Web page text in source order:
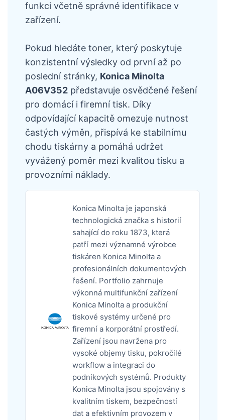
funkci včetně správné identifikace v
zařízení.
Pokud hledáte toner, který poskytuje
konzistentní výsledky od první až po
poslední stránky, Konica Minolta
A06V352 představuje osvědčené řešení
pro domácí i firemní tisk. Díky
odpovídající kapacitě omezuje nutnost
častých výměn, přispívá ke stabilnímu
chodu tiskárny a pomáhá udržet
vyvážený poměr mezi kvalitou tisku a
provozními náklady.
Konica Minolta je japonská
technologická značka s historií
sahající do roku 1873, která
patří mezi významné výrobce
tiskáren Konica Minolta a
profesionálních dokumentových
řešení. Portfolio zahrnuje
výkonná multifunkční zařízení
Konica Minolta a produkční
tiskové systémy určené pro
firemní a korporátní prostředí.
Zařízení jsou navržena pro
vysoké objemy tisku, pokročilé
workflow a integraci do
podnikových systémů. Produkty
Konica Minolta jsou spojovány s
kvalitním tiskem, bezpečností
dat a efektivním provozem v